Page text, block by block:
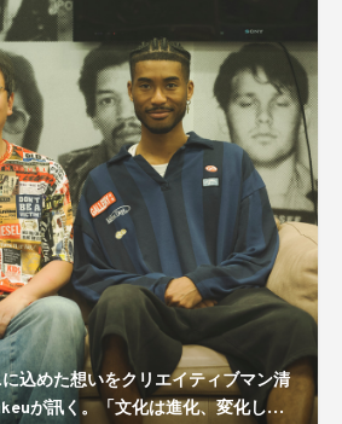
込めた想いをクリエイティブマン清
が訊く。「文化は進化、変化して